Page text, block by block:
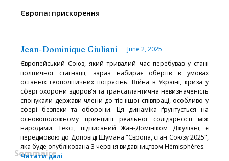
Європа: прискорення
Jean-Dominique Giuliani — June 2, 2025
Європейський Союз, який тривалий час перебував у стані
політичної стагнації, зараз набирає обертів в умовах
останніх геополітичних потрясінь. Війна в Україні, криза у
сфері охорони здоров'я та трансатлантична невизначеність
спонукали держави-члени до тіснішої співпраці, особливо у
сфері безпеки та оборони. Ця динаміка ґрунтується на
основоположному принципі реальної солідарності між
народами. Текст, підписаний Жан-Домініком Джуліані, є
передмовою до Доповіді Шумана "Європа, стан Союзу 2025",
яка буде опублікована 3 червня видавництвом Hémisphères.
Читати далі
Sommaire